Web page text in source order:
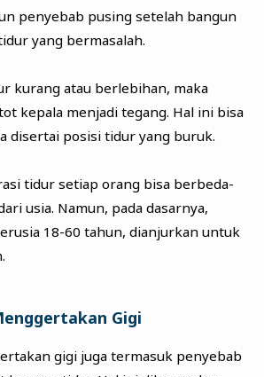
penyebab pusing setelah bangun
yang bermasalah.
kurang atau berlebihan, maka
kepala menjadi tegang. Hal ini bisa
disertai posisi tidur yang buruk.
tidur setiap orang bisa berbeda-
usia. Namun, pada dasarnya,
18-60 tahun, dianjurkan untuk
Gigi
gigi juga termasuk penyebab